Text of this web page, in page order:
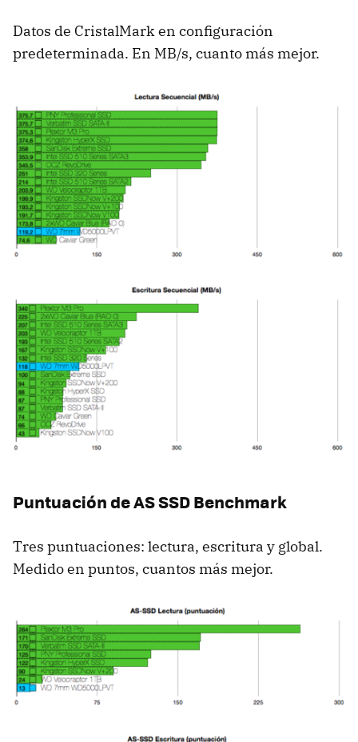
Datos de CristalMark en configuración
predeterminada. En MB/s, cuanto más mejor.
Puntuación de ASSSDBenchmark
Tres puntuaciones: lectura, escritura y global.
Medido en puntos, cuantos más mejor.